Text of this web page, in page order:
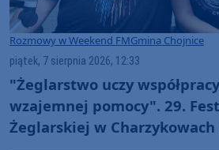
Rozmowy w Weekend FMGmina Chojnice
piątek, 7 sierpnia 2026, 12:33
"Żeglarstwo uczy
wzajemnej pomocy". 29.
Żeglarskiej w